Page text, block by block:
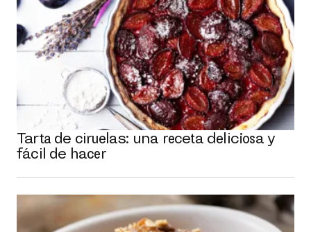
Tarta de ciruelas: una receta deliciosa y
fácil de hacer